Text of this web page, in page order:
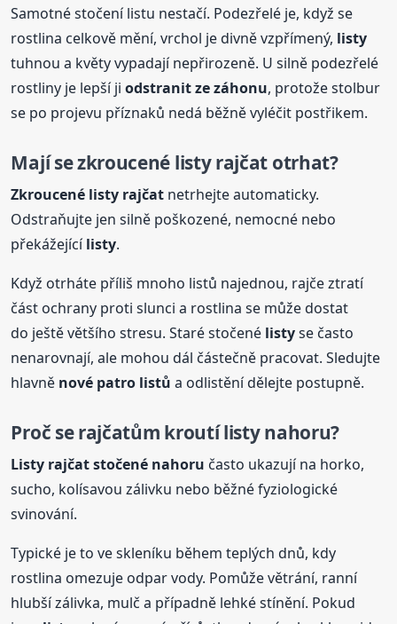
Samotné stočení listu nestačí. Podezřelé je, když se
rostlina celkově mění, vrchol je divně vzpřímený, listy
tuhnou a květy vypadají nepřirozeně. U silně podezřelé
rostliny je lepší jiodstranit ze záhonu, protože stolbur
se po projevu příznaků nedá běžně vyléčit postřikem.
Mají sezkroucené listyrajčat otrhat?
Zkroucené listy rajčat netrhejte automaticky.
Odstraňujte jen silně poškozené, nemocné nebo
překážejícílisty.
Když otrháte příliš mnoho listů najednou, rajče ztratí
část ochrany proti slunci a rostlina se může dostat
do ještě většího stresu. Staré stočené listyse často
nenarovnají, ale mohou dál částečně pracovat. Sledujte
hlavně nové patro listů a odlistění dělejte postupně.
Proč se rajčatům kroutílistynahoru?
Listy rajčat stočené nahoru často ukazují na horko,
sucho, kolísavou zálivku nebo běžné fyziologické
svinování.
Typické je to ve skleníku během teplých dnů, kdy
rostlina omezuje odpar vody. Pomůže větrání, ranní
hlubší zálivka, mulč a případně lehké stínění. Pokud